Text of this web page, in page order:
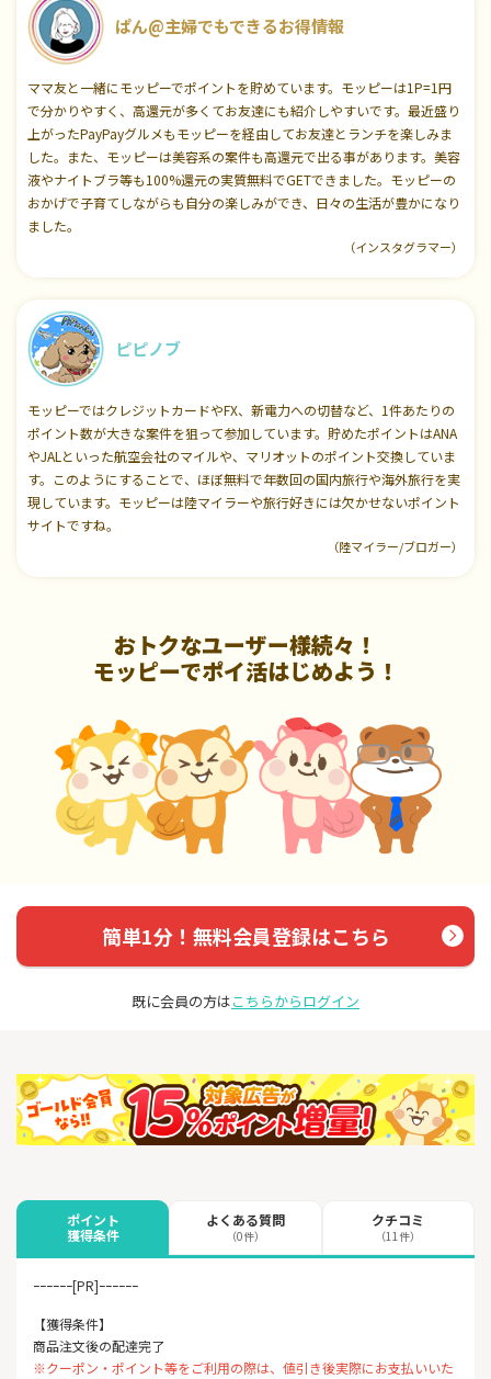
ぱん@主婦でもできるお得情報
ママ友と一緒にモッピーでポイントを貯めています。モッピーは1P=1円
で分かりやすく、高還元が多くてお友達にも紹介しやすいです。最近盛り
上がったPayPayグルメもモッピーを経由してお友達とランチを楽しみま
した。また、モッピーは美容系の案件も高還元で出る事があります。美容
液やナイトブラ等も100%還元の実質無料でGETできました。モッピーの
おかげで子育てしながらも自分の楽しみができ、日々の生活が豊かになり
ました。
（インスタグラマー）
ピピノブ
モッピーではクレジットカードやFX、新電力への切替など、1件あたりの
ポイント数が大きな案件を狙って参加しています。貯めたポイントはANA
やJALといった航空会社のマイルや、マリオットのポイント交換していま
す。このようにすることで、ほぼ無料で年数回の国内旅行や海外旅行を実
現しています。モッピーは陸マイラーや旅行好きには欠かせないポイント
サイトですね。
（陸マイラー/ブロガー）
おトクなユーザー様続々！
モッピーでポイ活はじめよう！
簡単1分！無料会員登録はこちら
既に会員の方はこちらからログイン
ポイント
獲得条件
よくある質問
（0件）
クチコミ
（11件）
ｰｰｰｰｰｰ[PR]ｰｰｰｰｰｰ
【獲得条件】
商品注文後の配達完了
※クーポン・ポイント等をご利用の際は、値引き後実際にお支払いいた